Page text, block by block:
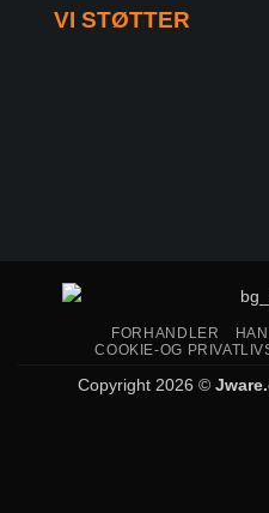
VI STØTTER
FORHANDLER
COOKIE-OG
Copyright 2026 ©